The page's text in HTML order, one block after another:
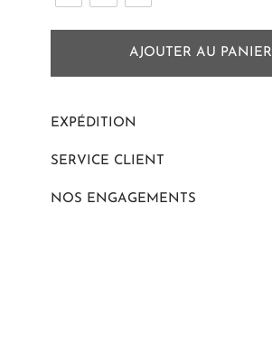
AJOUTER AU PANIER
EXPÉDITION
SERVICE CLIENT
NOS ENGAGEMENTS